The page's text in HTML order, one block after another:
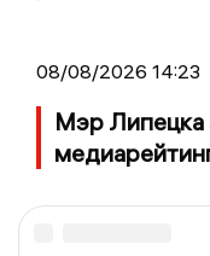
08/08/2026 14:23
Мэр Липецка